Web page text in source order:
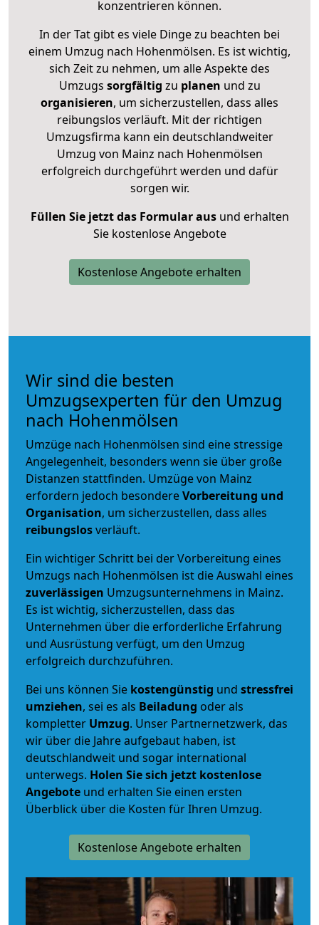
konzentrieren können.
In der Tat gibt es viele Dinge zu beachten bei
einem Umzug nach Hohenmölsen. Es ist wichtig,
sich Zeit zu nehmen, um alle Aspekte des
Umzugs sorgfältig zu planen und zu
organisieren, um sicherzustellen, dass alles
reibungslos verläuft. Mit der richtigen
Umzugsfirma kann ein deutschlandweiter
Umzug von Mainz nach Hohenmölsen
erfolgreich durchgeführt werden und dafür
sorgen wir.
Füllen Sie jetzt das Formular ausund erhalten
Sie kostenlose Angebote
Kostenlose Angebote erhalten
Wir sind die besten
Umzugsexperten für den Umzug
nach Hohenmölsen
Umzüge nach Hohenmölsen sind eine stressige
Angelegenheit, besonders wenn sie über große
Distanzen stattfinden. Umzüge von Mainz
erfordern jedoch besondereVorbereitung und
Organisation, um sicherzustellen, dass alles
reibungslosverläuft.
Ein wichtiger Schritt bei der Vorbereitung eines
Umzugs nach Hohenmölsen ist die Auswahl eines
zuverlässigen Umzugsunternehmens in Mainz.
Es ist wichtig, sicherzustellen, dass das
Unternehmen über die erforderliche Erfahrung
und Ausrüstung verfügt, um den Umzug
erfolgreich durchzuführen.
Bei uns können Sie kostengünstig und stressfrei
umziehen, sei es als Beiladung oder als
kompletter Umzug. Unser Partnernetzwerk, das
wir über die Jahre aufgebaut haben, ist
deutschlandweit und sogar international
unterwegs. Holen Sie sich jetzt kostenlose
Angebote und erhalten Sie einen ersten
Überblick über die Kosten für Ihren Umzug.
Kostenlose Angebote erhalten